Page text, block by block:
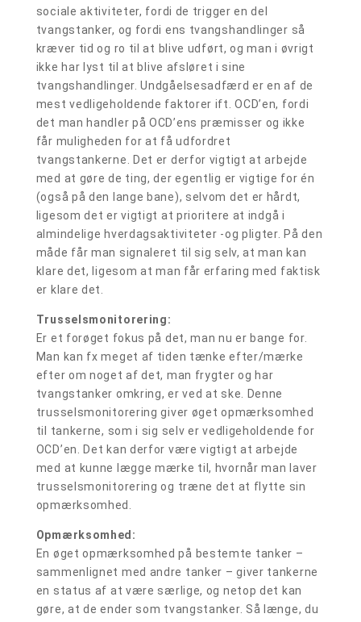
sociale aktiviteter, fordi de trigger en del
tvangstanker, og fordi ens tvangshandlinger så
kræver tid og ro til at blive udført, og man i øvrigt
ikke har lyst til at blive afsløret i sine
tvangshandlinger. Undgåelsesadfærd er en af de
mest vedligeholdende faktorer ift. OCD’en, fordi
det man handler på OCD’ens præmisser og ikke
får muligheden for at få udfordret
tvangstankerne. Det er derfor vigtigt at arbejde
med at gøre de ting, der egentlig er vigtige for én
(også på den lange bane), selvom det er hårdt,
ligesom det er vigtigt at prioritere at indgå i
almindelige hverdagsaktiviteter -og pligter. På den
måde får man signaleret til sig selv, at man kan
klare det, ligesom at man får erfaring med faktisk
er klare det.
Trusselsmonitorering:
Er et forøget fokus på det, man nu er bange for.
Man kan fx meget af tiden tænke efter/mærke
efter om noget af det, man frygter og har
tvangstanker omkring, er ved at ske. Denne
trusselsmonitorering giver øget opmærksomhed
til tankerne, som i sig selv er vedligeholdende for
OCD’en. Det kan derfor være vigtigt at arbejde
med at kunne lægge mærke til, hvornår man laver
trusselsmonitorering og træne det at flytte sin
opmærksomhed.
Opmærksomhed:
En øget opmærksomhed på bestemte tanker –
sammenlignet med andre tanker – giver tankerne
en status af at være særlige, og netop det kan
gøre, at de ender som tvangstanker. Så længe, du